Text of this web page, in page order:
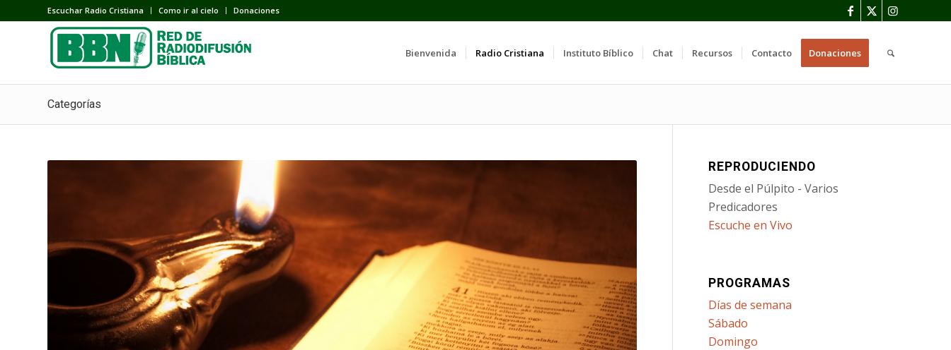
Escuchar Radio Cristiana Como ir al cielo Donaciones
Bienvenida Radio Cristiana Instituto Bíblico Chat Recursos Contacto Donaciones
Categorías
REPRODUCIENDO
Desde el Púlpito - Varios
Predicadores
Escuche en Vivo
PROGRAMAS
Días de semana
Sábado
Domingo